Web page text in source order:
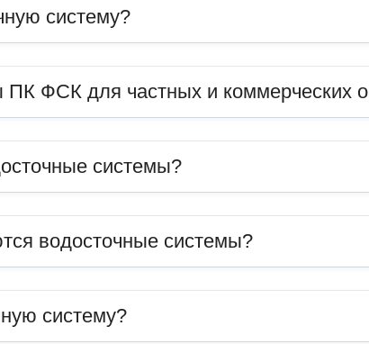
систему?
ФСК для частных и коммерческих
системы?
водосточные системы?
систему?